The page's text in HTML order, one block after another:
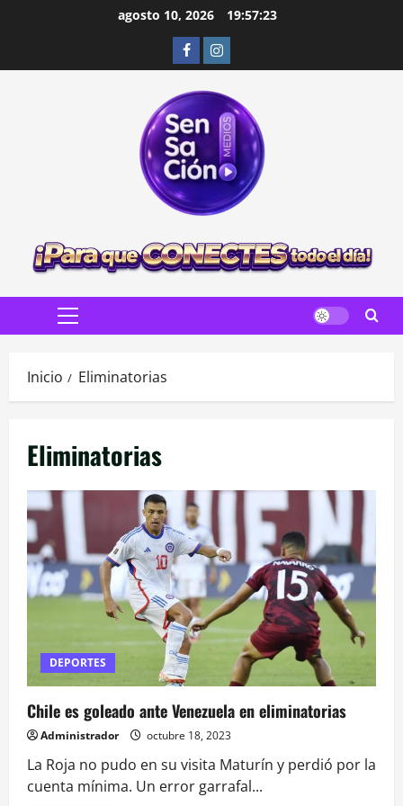
agosto 10, 2026 19:57:25
FacebookInstagram
Menú
Inicio Eliminatorias
Eliminatorias
DEPORTES
Chile es goleado ante Venezuela en eliminatorias
Administrador octubre 18, 2023
La Roja no pudo en su visita Maturín y perdió por la
cuenta mínima. Un error garrafal...